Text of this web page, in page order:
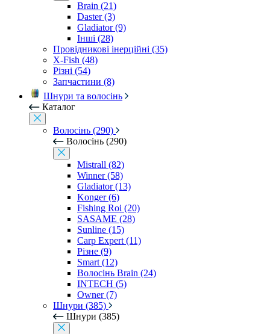
Brain (21)
Daster (3)
Gladiator (9)
Інші (28)
Провідникові інерційні (35)
X-Fish (48)
Різні (54)
Запчастини (8)
Шнури та волосінь
Каталог
Волосінь (290)
Волосінь (290)
Mistrall (82)
Winner (58)
Gladiator (13)
Konger (6)
Fishing Roi (20)
SASAME (28)
Sunline (15)
Carp Expert (11)
Різне (9)
Smart (12)
Волосінь Brain (24)
INTECH (5)
Owner (7)
Шнури (385)
Шнури (385)